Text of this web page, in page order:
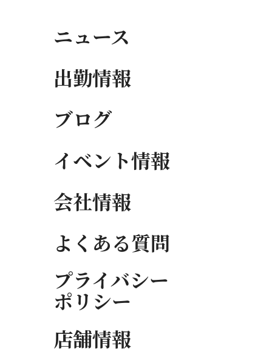
ニュース
出勤情報
ブログ
イベント情報
会社情報
よくある質問
プライバシー
ポリシー
店舗情報